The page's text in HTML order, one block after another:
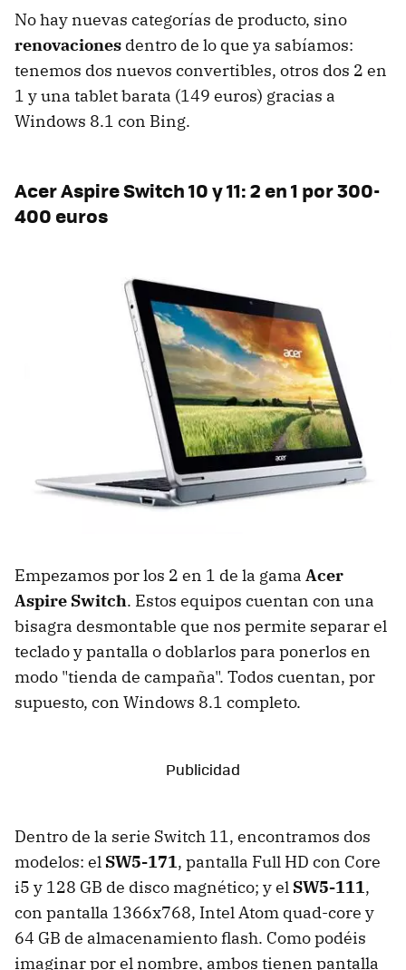
No hay nuevas categorías de producto, sino
renovaciones dentro de lo que ya sabíamos:
tenemos dos nuevos convertibles, otros dos 2 en
1 y una tablet barata (149 euros) gracias a
Windows 8.1 con Bing.
Acer Aspire Switch 10 y 11: 2 en 1 por 300-
400 euros
Empezamos por los 2 en 1 de la gama Acer
Aspire Switch. Estos equipos cuentan con una
bisagra desmontable que nos permite separar el
teclado y pantalla o doblarlos para ponerlos en
modo "tienda de campaña". Todos cuentan, por
supuesto, con Windows 8.1 completo.
Dentro de la serie Switch 11, encontramos dos
modelos: el SW5-171, pantalla Full HD con Core
i5 y 128 GB de disco magnético; y el SW5-111,
con pantalla 1366x768, Intel Atom quad-core y
64 GB de almacenamiento flash. Como podéis
imaginar por el nombre, ambos tienen pantalla